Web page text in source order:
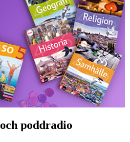
poddradio